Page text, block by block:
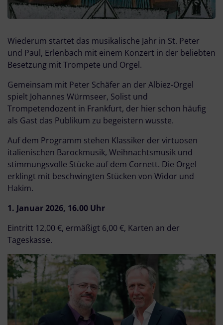
Wiederum startet das musikalische Jahr in St. Peter
und Paul, Erlenbach mit einem Konzert in der beliebten
Besetzung mit Trompete und Orgel.
Gemeinsam mit Peter Schäfer an der Albiez-Orgel
spielt Johannes Würmseer, Solist und
Trompetendozent in Frankfurt, der hier schon häufig
als Gast das Publikum zu begeistern wusste.
Auf dem Programm stehen Klassiker der virtuosen
italienischen Barockmusik, Weihnachtsmusik und
stimmungsvolle Stücke auf dem Cornett. Die Orgel
erklingt mit beschwingten Stücken von Widor und
Hakim.
1. Januar 2026, 16.00 Uhr
Eintritt 12,00 €, ermäßigt 6,00 €, Karten an der
Tageskasse.